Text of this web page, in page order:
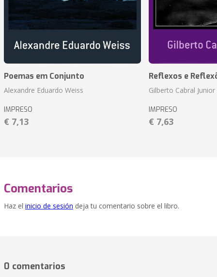
Poemas em Conjunto
Alexandre Eduardo Weiss
IMPRESO
€ 7,13
Reflexos e
Gilberto Cabral Junior
IMPRESO
€ 7,63
Comentarios
Haz el inicio de sesión deja tu comentario sobre el libro.
0 comentarios